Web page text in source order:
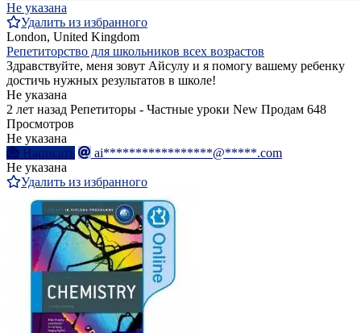
Не указана
Удалить из избранного
London, United Kingdom
Репетиторство для школьников всех возрастов
Здравствуйте, меня зовут Айсулу и я помогу вашему ребенку
достичь нужных результатов в школе!
Не указана
2 лет назад Репетиторы - Частные уроки New Продам 648
Просмотров
Не указана
Написать
ai*****************@*****.com
Не указана
Удалить из избранного